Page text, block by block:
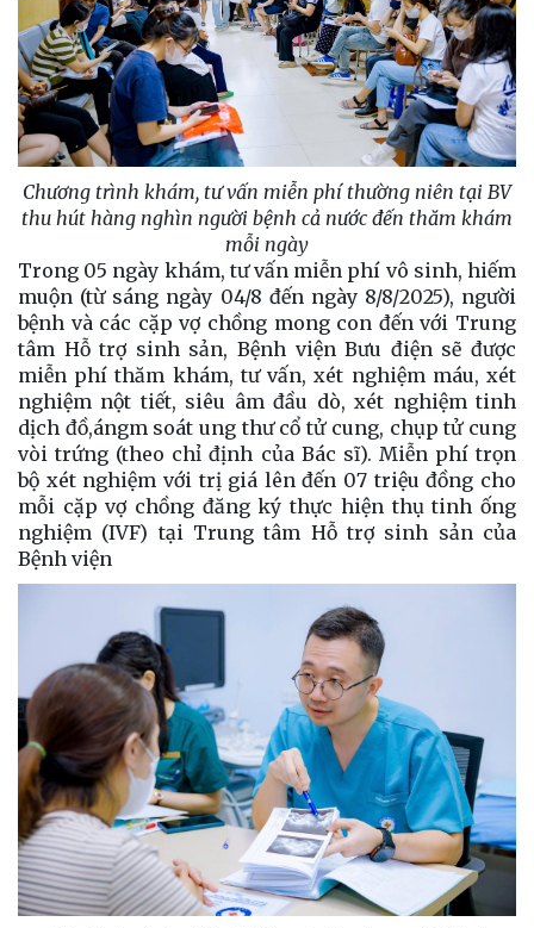
Chương trình khám, tư vấn miễn phí thường niên tại BV
thu hút hàng nghìn người bệnh cả nước đến thăm khám
mỗi ngày
Trong 05 ngày khám, tư vấn miễn phí vô sinh, hiếm
muộn (từ sáng ngày 04/8 đến ngày 8/8/2025), người
bệnh và các cặp vợ chồng mong con đến với Trung
tâm Hỗ trợ sinh sản, Bệnh viện Bưu điện sẽ được
miễn phí thăm khám, tư vấn, xét nghiệm máu, xét
nghiệm nột tiết, siêu âm đầu dò, xét nghiệm tinh
dịch đồ,ángm soát ung thư cổ tử cung, chụp tử cung
vòi trứng (theo chỉ định của Bác sĩ). Miễn phí trọn
bộ xét nghiệm với trị giá lên đến 07 triệu đồng cho
mỗi cặp vợ chồng đăng ký thực hiện thụ tinh ống
nghiệm (IVF) tại Trung tâm Hỗ trợ sinh sản của
Bệnh viện